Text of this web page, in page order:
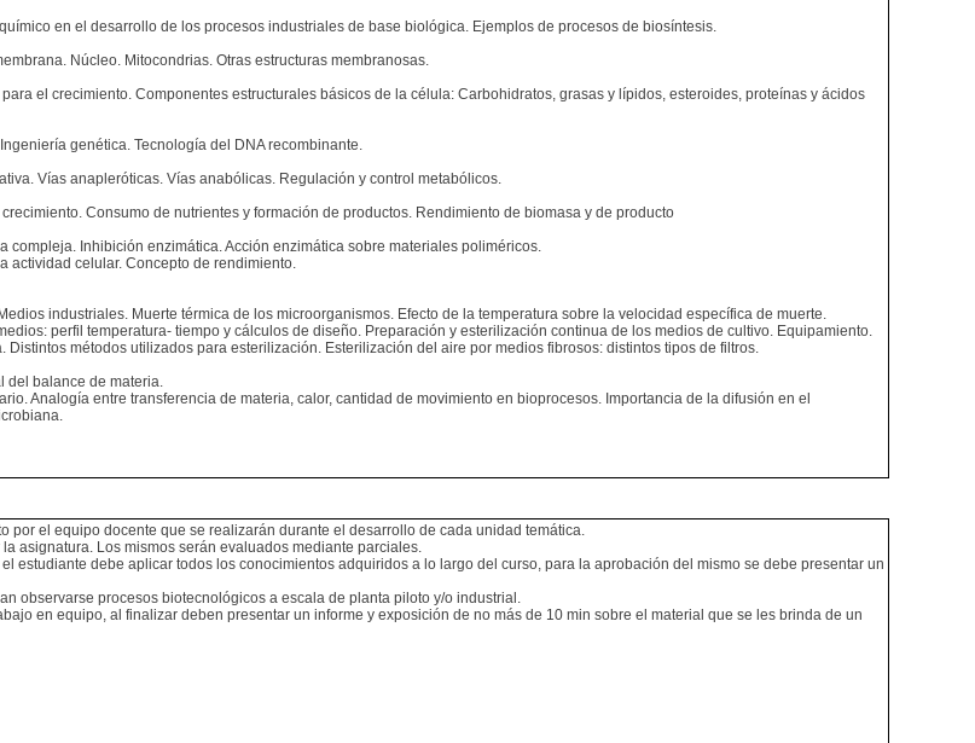
en el desarrollo de los procesos industriales de base biológica. Ejemplos de procesos de biosíntesis.
Núcleo. Mitocondrias. Otras estructuras membranosas.
el crecimiento. Componentes estructurales básicos de la célula: Carbohidratos, grasas y lípidos, esteroides, proteínas y ácidos
genética. Tecnología del DNA recombinante.
Vías anapleróticas. Vías anabólicas. Regulación y control metabólicos.
Consumo de nutrientes y formación de productos. Rendimiento de biomasa y de producto
Inhibición enzimática. Acción enzimática sobre materiales poliméricos.
actividad celular. Concepto de rendimiento.
industriales. Muerte térmica de los microorganismos. Efecto de la temperatura sobre la velocidad específica de muerte.
perfil temperatura- tiempo y cálculos de diseño. Preparación y esterilización continua de los medios de cultivo. Equipamiento.
métodos utilizados para esterilización. Esterilización del aire por medios fibrosos: distintos tipos de filtros.
del balance de materia.
Analogía entre transferencia de materia, calor, cantidad de movimiento en bioprocesos. Importancia de la difusión en el
el equipo docente que se realizarán durante el desarrollo de cada unidad temática.
asignatura. Los mismos serán evaluados mediante parciales.
debe aplicar todos los conocimientos adquiridos a lo largo del curso, para la aprobación del mismo se debe presentar un
observarse procesos biotecnológicos a escala de planta piloto y/o industrial.
en equipo, al finalizar deben presentar un informe y exposición de no más de 10 min sobre el material que se les brinda de un